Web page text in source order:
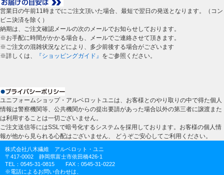
営業日の午前11時までにご注文頂いた場合、最短で翌日の発送となります。（コン
ビニ決済を除く）
納期は、ご注文確認メールの次のメールでお知らせしております。
※お手配に時間がかかる場合も、メールでご連絡させて頂きます。
※ご注文の混雑状況などにより、多少前後する場合がございます
※詳しくは、
『ショッピングガイド』 をご参照ください。
ユニフォームショップ・アルベロットユニは、お客様とのやり取りの中で得た個人
情報は警察機関等、公共機関からの提出要請があった場合以外の第三者に譲渡また
は利用することは一切ございません。
ご注文送信等にはSSLで暗号化するシステムを採用しております。お客様の個人情
報が他から見られる心配はございません、 どうぞご安心してご利用ください。
株式会社八木繊維 アルベロット・ユニ
〒417-0002 静岡県富士市依田橋426-1
TEL：0545-31-0815 FAX：0545-31-0222
※電話によるお問い合わせは、